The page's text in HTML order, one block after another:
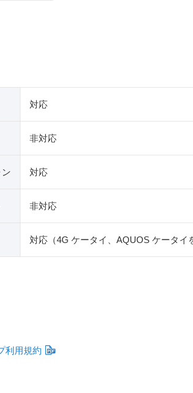
対応
非対応
対応
非対応
対応（4G ケータイ、AQUOS ケータイ
利用規約